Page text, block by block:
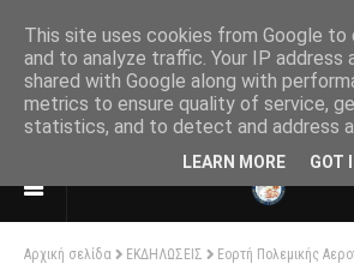
ΕΝΩΣΗ ΑΠΟΣΤΡΑΤΩΝ
ΑΕΡΟΠΟΡΙΑΣ
ΠΑΡΑΡΤΗΜΑ
Αρχική σελίδα ΕΚΔΗΛΩΣΕΙΣ Εορτή Πολεμικής
This site uses cookies from Google to
and to analyze traffic. Your IP address
shared with Google along with
metrics to ensure quality of service,
statistics, and to detect and address
LEARN MORE GOT